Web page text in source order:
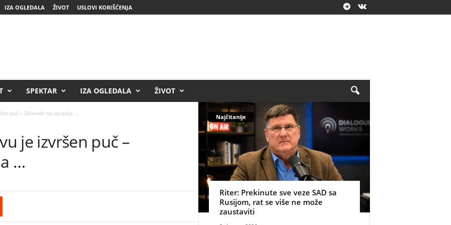
IZA OGLEDALA ŽIVOT USLOVI KORIŠĆENJA
SPEKTAR IZA OGLEDALA ŽIVOT
puč – Zelenski ne upravlja …
je izvršen puč –
…
Najčitanije
Riter: Prekinute sve veze SAD sa
Rusijom, rat se više ne može
zaustaviti